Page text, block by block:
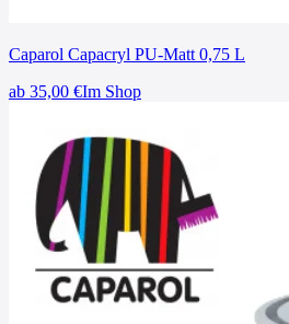
Caparol Capacryl PU-Matt 0,75 L
ab 35,00 €Im Shop